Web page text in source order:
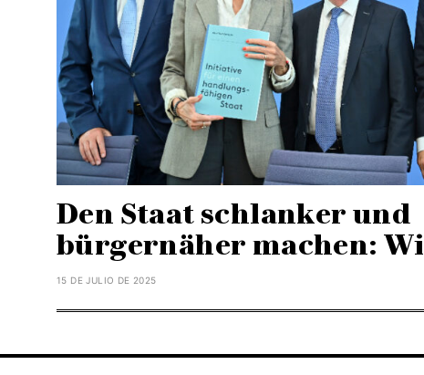
Den Staat schlanker und
bürgernäher machen:
15 DE JULIO DE 2025